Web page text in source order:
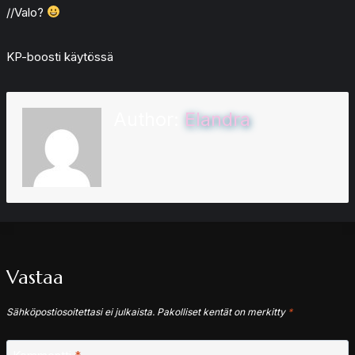
//Valo?
KP-boosti käytössä
Elandra
Vastaa
Sähköpostiosoitettasi ei julkaista. Pakolliset kentät on merkitty *